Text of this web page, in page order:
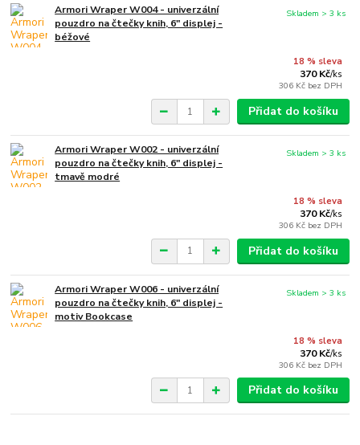
Armori Wraper W004 - univerzální
pouzdro na čtečky knih, 6" displej -
béžové
18 % sleva
370 Kč/ks
306 Kč bez DPH
Skladem > 3 ks
Přidat do košíku
Armori Wraper W002 - univerzální
pouzdro na čtečky knih, 6" displej -
tmavě modré
18 % sleva
370 Kč/ks
306 Kč bez DPH
Skladem > 3 ks
Přidat do košíku
Armori Wraper W006 - univerzální
pouzdro na čtečky knih, 6" displej -
motiv Bookcase
18 % sleva
370 Kč/ks
306 Kč bez DPH
Skladem > 3 ks
Přidat do košíku